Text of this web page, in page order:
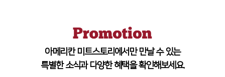
아메리칸 미트스토리에서만 만날 수 있는
특별한 소식과 다양한 혜택을 확인해보세요.